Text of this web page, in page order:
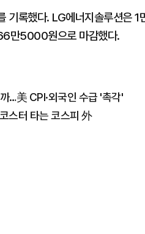
기록했다. LG에너지솔루션
만5000원으로 마감했다.
…美 CPI·외국인 수급 '촉각'
스터 타는 코스피 外